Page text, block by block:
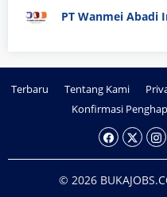
PT Wanmei Abadi
Terbaru Tentang Kami
Konfirmasi
© 2026